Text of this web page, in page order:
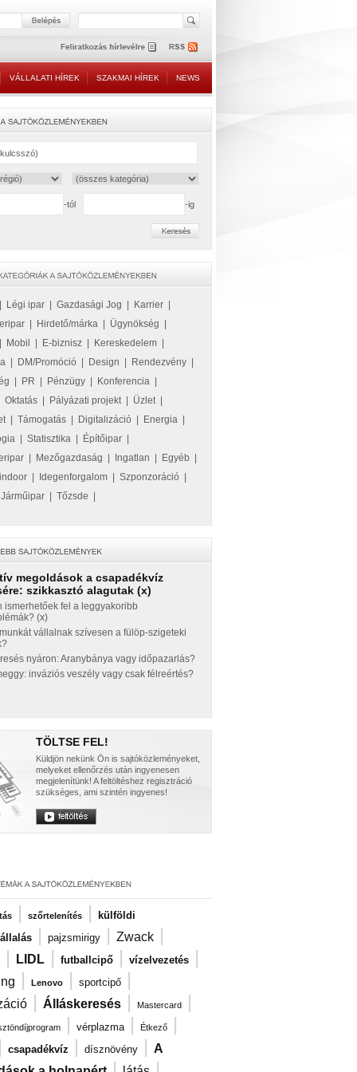
VÁLLALATI HÍREK SZAKMAI HÍREK NEWS
-tól -ig
Légi ipar Gazdasági Jog Karrier
Hirdető/márka Ügynökség
Mobil E-biznisz Kereskedelem
DM/Promóció Design Rendezvény
PR Pénzügy Konferencia
Oktatás Pályázati projekt| Üzlet|
| Támogatás Digitalizáció Energia
Statisztika Építőipar
Mezőgazdaság Ingatlan Egyéb
Idegenforgalom Szponzoráció
Járműipar Tőzsde
megoldások a csapadékvíz
szikkasztó alagutak (x)
ismerhetőek fel a leggyakoribb
(x)
vállalnak szívesen a fülöp-szigeteki
nyáron: Aranybánya vagy időpazarlás?
inváziós veszély vagy csak félreértés?
TÖLTSE FEL!
Küldjön nekünk Ön is sajtóközleményeket,
melyeket ellenőrzés után ingyenesen
megjelenítünk! A feltöltéshez regisztráció
szükséges, ami szintén ingyenes!
| szőrtelenítés |
külföldi
| pajzsmirigy | Zwack |
| LIDL | futballcipő | vízelvezetés |
| Lenovo | sportcipő |
| Álláskeresés | Mastercard |
| vérplazma | Étkező |
| csapadékvíz | dísznövény | A